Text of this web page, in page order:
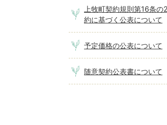
上牧町契約規則第16条の
約に基づく公表について
予定価格の公表について
随意契約公表書について